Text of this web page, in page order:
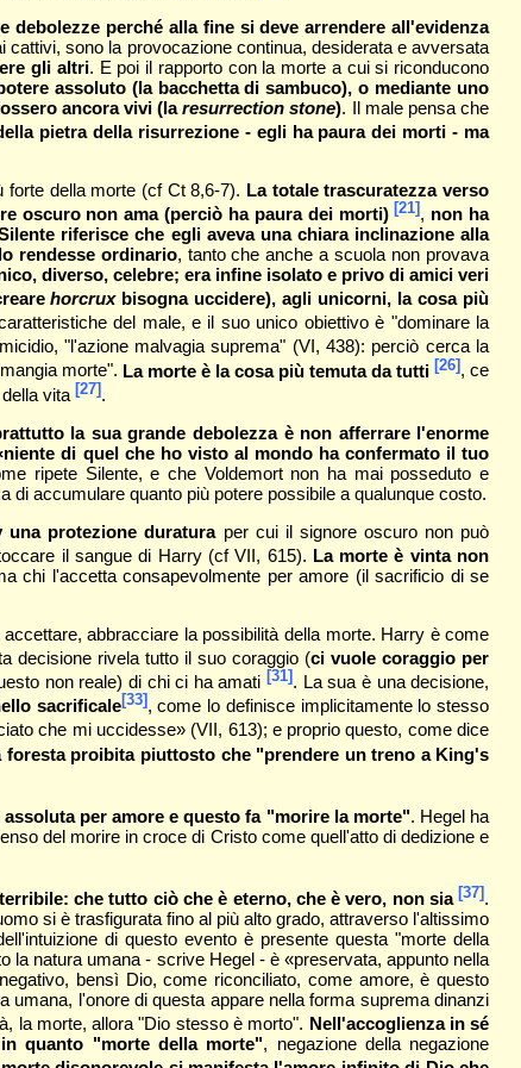
debolezze perché alla fine si deve arrendere all'evidenza
sono la provocazione continua, desiderata e avversata
gli altri. E poi il rapporto con la morte a cui si riconducono
assoluto (la bacchetta di sambuco), o mediante uno
ancora vivi (laresurrection stone). Il male pensa che
pietra della risurrezione - egli ha paura dei morti - ma
forte della morte (cf Ct 8,6-7). La totale trascuratezza verso
oscuro non ama (perciò ha paura dei morti) [21] , non ha
riferisce che egli aveva una chiara inclinazione alla
rendesse ordinario, tanto che anche a scuola non provava
diverso, celebre; era infine isolato e privo di amici veri
horcruxbisogna uccidere), agli unicorni, la cosa più
del male, e il suo unico obiettivo è "dominare la
"l'azione malvagia suprema" (VI, 438): perciò cerca la
morte". La morte è la cosa più temuta da tutti[26] , ce
vita [27].
la sua grande debolezza è non afferrare l'enorme
di quel che ho visto al mondo ha confermato il tuo
ripete Silente, e che Voldemort non ha mai posseduto e
accumulare quanto più potere possibile a qualunque costo.
protezione duraturaper cui il signore oscuro non può
il sangue di Harry (cf VII, 615). La morte è vinta non
chi l'accetta consapevolmente per amore (il sacrificio di se
abbracciare la possibilità della morte. Harry è come
decisione rivela tutto il suo coraggio (ci vuole coraggio per
non reale) di chi ci ha amati[31] . La sua è una decisione,
sacrificale[33], come lo definisce implicitamente lo stesso
che mi uccidesse» (VII, 613); e proprio questo, come dice
foresta proibita piuttosto che "prendere un treno a King's
per amore e questo fa "morire la morte". Hegel ha
del morire in croce di Cristo come quell'atto di dedizione e
che tutto ciò che è eterno, che è vero, non sia [37] .
si è trasfigurata fino al più alto grado, attraverso l'altissimo
di questo evento è presente questa "morte della
la natura umana - scrive Hegel - è «preservata, appunto nella
bensì Dio, come riconciliato, come amore, è questo
umana, l'onore di questa appare nella forma suprema dinanzi
la morte, allora "Dio stesso è morto". Nell'accoglienza in sé
quanto "morte della morte", negazione della negazione